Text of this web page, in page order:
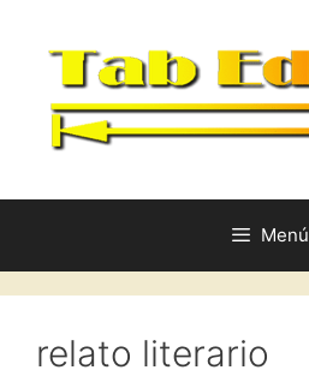
Menú
relato literario